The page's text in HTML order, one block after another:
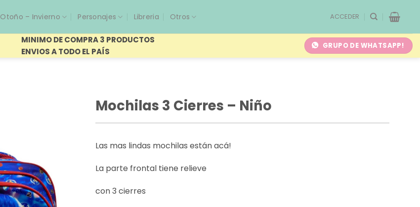
Otoño – Invierno Personajes Libreria Otros ACCEDER
MINIMO DE COMPRA 3 PRODUCTOS
ENVIOS A TODO EL PAÍS
GRUPO DE WHATSAPP!
Mochilas 3 Cierres – Niño
Las mas lindas mochilas están acá!
La parte frontal tiene relieve
con 3 cierres